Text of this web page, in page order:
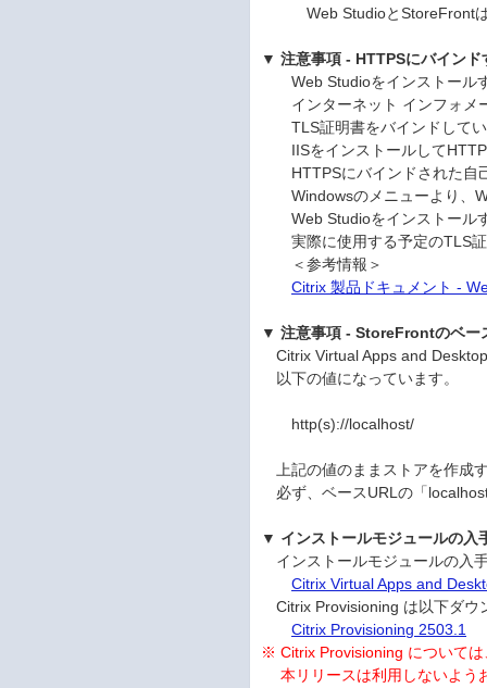
Web StudioとStoreFrontは
▼ 注意事項 - HTTPSにバイン
Web Studioをインストールす
インターネット インフォメ
TLS証明書をバインドしてい
IISをインストールして
HTTPSにバインドされた自
Windowsのメニューより、
Web Studioをインストールす
実際に使用する予定のTLS証
＜参考情報＞
Citrix 製品ドキュメント -
▼ 注意事項 - StoreFrontのベー
Citrix Virtual Apps and
以下の値になっています。
http(s)://localhost/
上記の値のままストアを作成
必ず、ベースURLの「
▼ インストールモジュールの入
インストールモジュールの入
Citrix Virtual Apps and
Citrix Provisioning は以下ダウ
Citrix Provisioning 2503.1
※ Citrix Provisioning について
本リリースは利用しないよう